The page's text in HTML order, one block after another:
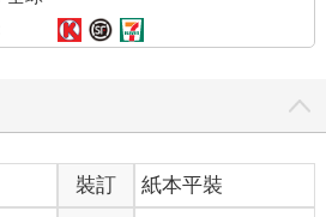
裝訂
紙本平裝